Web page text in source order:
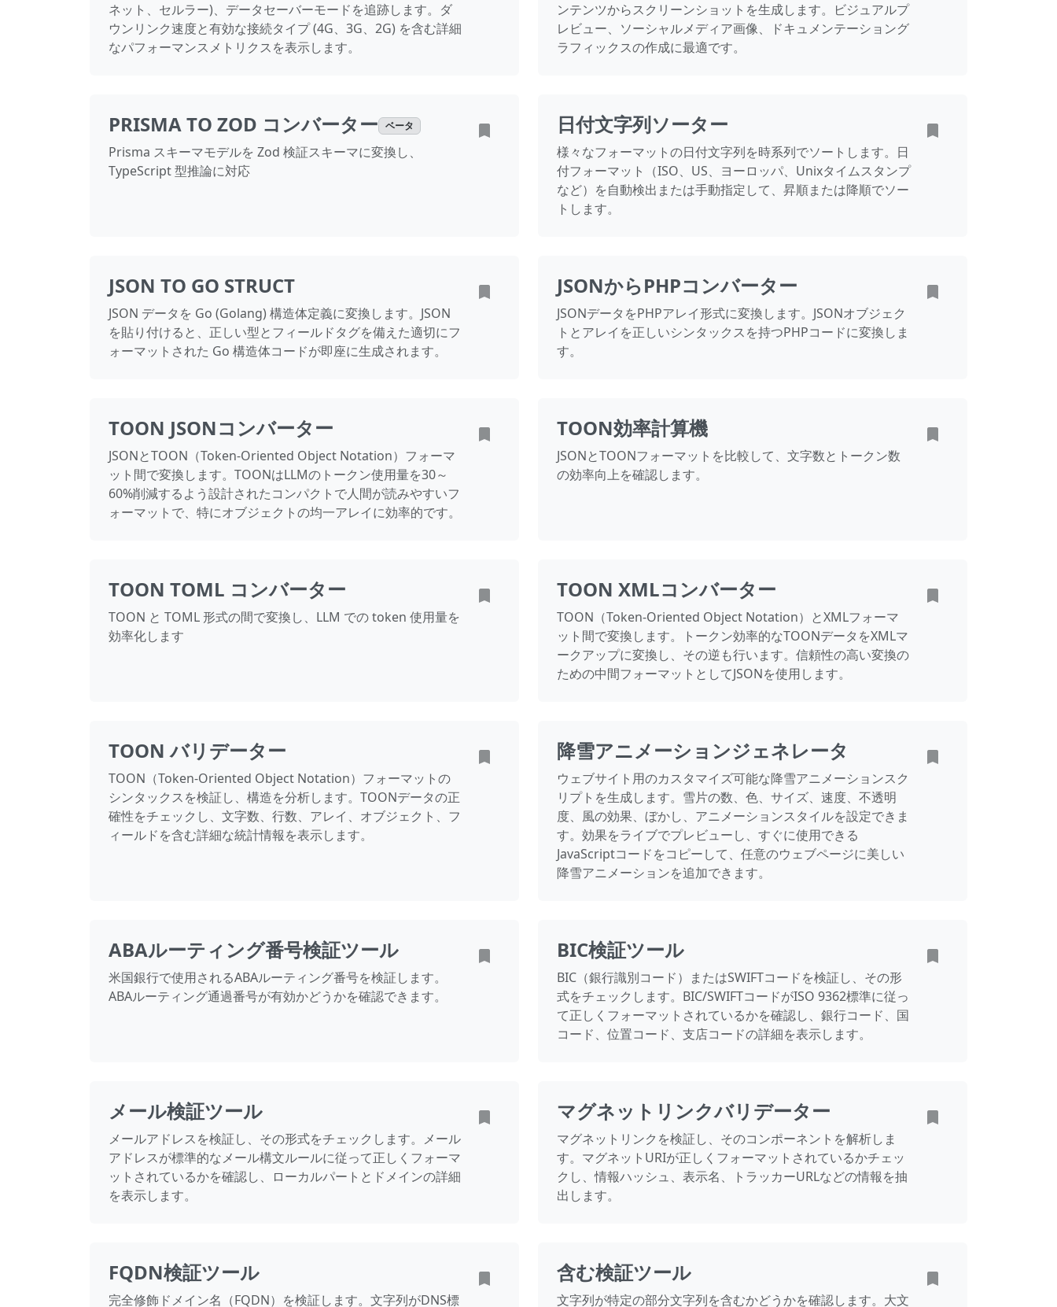
ネット、セルラー)、データセーバーモードを追跡します。ダ
ウンリンク速度と有効な接続タイプ (4G、3G、2G) を含む詳細
なパフォーマンスメトリクスを表示します。
ンテンツからスクリーンショットを生成します。ビジュアルプ
レビュー、ソーシャルメディア画像、ドキュメンテーショング
ラフィックスの作成に最適です。
PRISMA TO ZOD コンバーター ベータ
Prisma スキーマモデルを Zod 検証スキーマに変換し、
TypeScript 型推論に対応
日付文字列ソーター
様々なフォーマットの日付文字列を時系列でソートします。日
付フォーマット（ISO、US、ヨーロッパ、Unixタイムスタンプ
など）を自動検出または手動指定して、昇順または降順でソー
トします。
JSON TO GO STRUCT
JSON データを Go (Golang) 構造体定義に変換します。JSON
を貼り付けると、正しい型とフィールドタグを備えた適切にフ
ォーマットされた Go 構造体コードが即座に生成されます。
JSONからPHPコンバーター
JSONデータをPHPアレイ形式に変換します。JSONオブジェク
トとアレイを正しいシンタックスを持つPHPコードに変換しま
す。
TOON JSONコンバーター
JSONとTOON（Token-Oriented Object Notation）フォーマ
ット間で変換します。TOONはLLMのトークン使用量を30～
60%削減するよう設計されたコンパクトで人間が読みやすいフ
ォーマットで、特にオブジェクトの均一アレイに効率的です。
TOON効率計算機
JSONとTOONフォーマットを比較して、文字数とトークン数
の効率向上を確認します。
TOON TOML コンバーター
TOON と TOML 形式の間で変換し、LLM での token 使用量を
効率化します
TOON XMLコンバーター
TOON（Token-Oriented Object Notation）とXMLフォーマ
ット間で変換します。トークン効率的なTOONデータをXMLマ
ークアップに変換し、その逆も行います。信頼性の高い変換の
ための中間フォーマットとしてJSONを使用します。
TOON バリデーター
TOON（Token-Oriented Object Notation）フォーマットの
シンタックスを検証し、構造を分析します。TOONデータの正
確性をチェックし、文字数、行数、アレイ、オブジェクト、フ
ィールドを含む詳細な統計情報を表示します。
降雪アニメーションジェネレータ
ウェブサイト用のカスタマイズ可能な降雪アニメーションスク
リプトを生成します。雪片の数、色、サイズ、速度、不透明
度、風の効果、ぼかし、アニメーションスタイルを設定できま
す。効果をライブでプレビューし、すぐに使用できる
JavaScriptコードをコピーして、任意のウェブページに美しい
降雪アニメーションを追加できます。
ABAルーティング番号検証ツール
米国銀行で使用されるABAルーティング番号を検証します。
ABAルーティング通過番号が有効かどうかを確認できます。
BIC検証ツール
BIC（銀行識別コード）またはSWIFTコードを検証し、その形
式をチェックします。BIC/SWIFTコードがISO 9362標準に従っ
て正しくフォーマットされているかを確認し、銀行コード、国
コード、位置コード、支店コードの詳細を表示します。
メール検証ツール
メールアドレスを検証し、その形式をチェックします。メール
アドレスが標準的なメール構文ルールに従って正しくフォーマ
ットされているかを確認し、ローカルパートとドメインの詳細
を表示します。
マグネットリンクバリデーター
マグネットリンクを検証し、そのコンポーネントを解析しま
す。マグネットURIが正しくフォーマットされているかチェッ
クし、情報ハッシュ、表示名、トラッカーURLなどの情報を抽
出します。
FQDN検証ツール
完全修飾ドメイン名（FQDN）を検証します。文字列がDNS標
含む検証ツール
文字列が特定の部分文字列を含むかどうかを確認します。大文